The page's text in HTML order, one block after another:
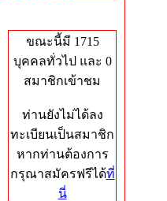
ขณะนี้มี 1715
บุคคลทั่วไป และ 0
สมาชิกเข้าชม
ท่านยังไม่ได้ลง
ทะเบียนเป็นสมาชิก
หากท่านต้องการ
กรุณาสมัครฟรีได้ที่
นี่